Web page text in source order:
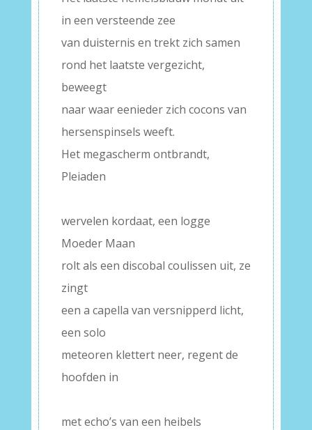
in een versteende zee
van duisternis en trekt zich samen
rond het laatste vergezicht,
beweegt
naar waar eenieder zich cocons van
hersenspinsels weeft.
Het megascherm ontbrandt,
Pleiaden
wervelen kordaat, een logge
Moeder Maan
rolt als een discobal coulissen uit, ze
zingt
een a capella van versnipperd licht,
een solo
meteoren klettert neer, regent de
hoofden in
met echo’s van een heibels